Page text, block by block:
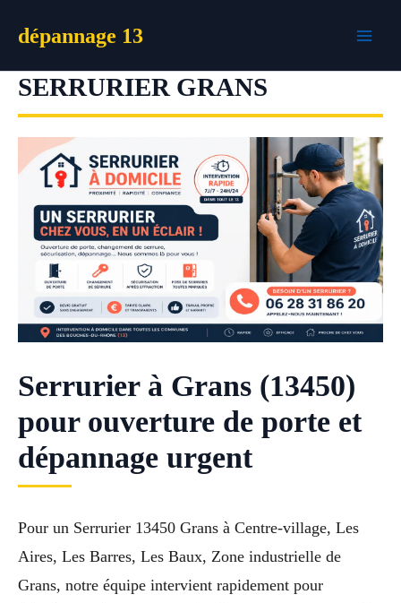
dépannage 13
SERRURIER GRANS
Serrurier à Grans (13450)
pour ouverture de porte et
dépannage urgent
Pour un Serrurier 13450 Grans à Centre-village, Les
Aires, Les Barres, Les Baux, Zone industrielle de
Grans, notre équipe intervient rapidement pour